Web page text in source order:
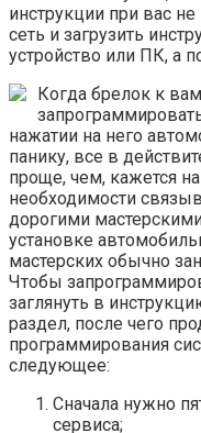
инструкции при вас
сеть и загрузить
устройство или ПК, а
Когда брелок к
нажатии на него
панику, все в
проще, чем, кажется
необходимости
дорогими
установке
мастерских обычно
Чтобы
заглянуть в
раздел, после чего
программирования
следующее:
Сначала нужно
сервиса;